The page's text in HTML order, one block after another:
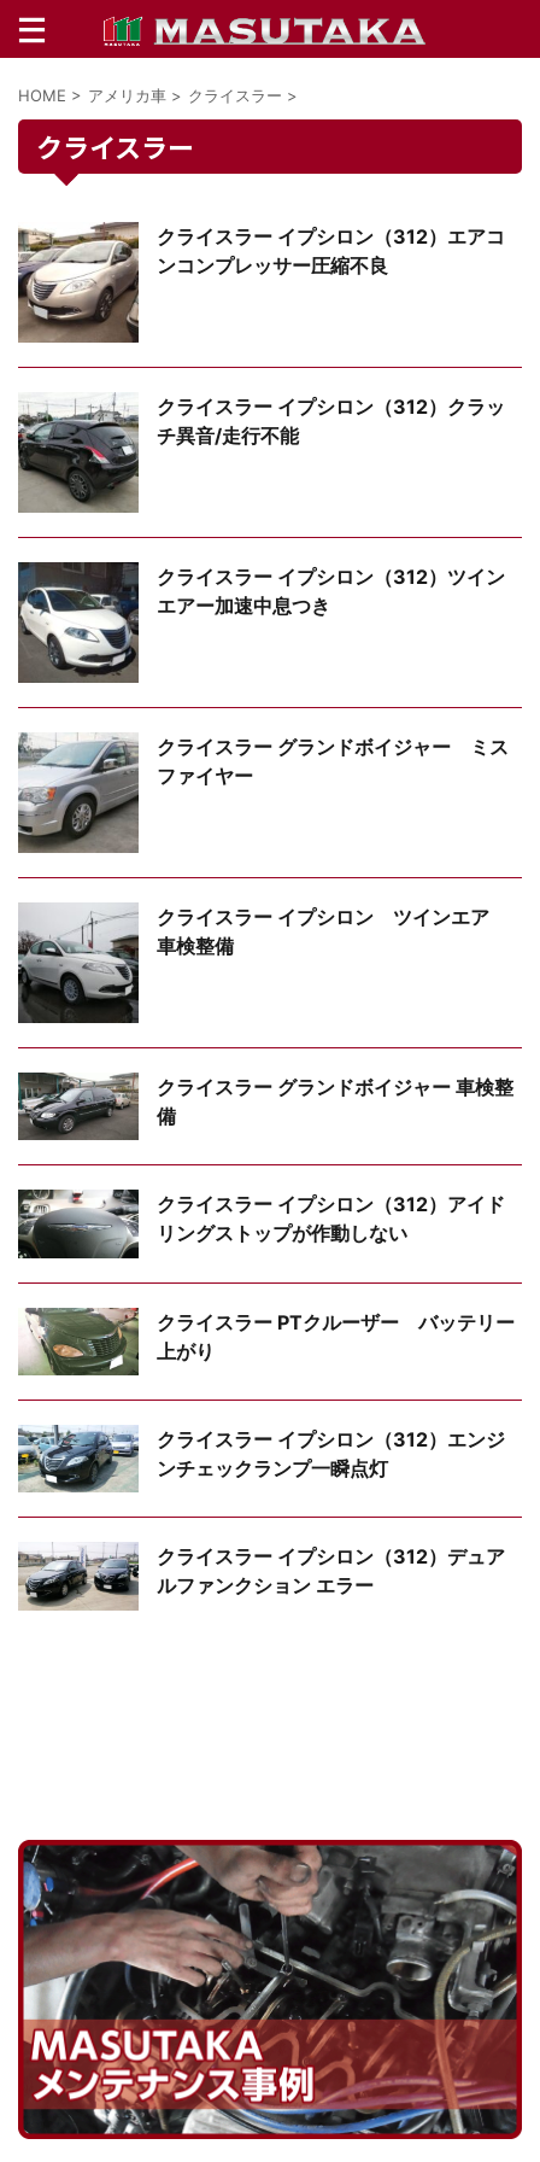
HOME > アメリカ車 > クライスラー >
クライスラー
クライスラー イプシロン（312）エアコ
ンコンプレッサー圧縮不良
クライスラー イプシロン（312）クラッ
チ異音/走行不能
クライスラー イプシロン（312）ツイン
エアー加速中息つき
クライスラー グランドボイジャー ミス
ファイヤー
クライスラー イプシロン ツインエア
車検整備
クライスラー グランドボイジャー 車検整
備
クライスラー イプシロン（312）アイド
リングストップが作動しない
クライスラー PTクルーザー バッテリー
上がり
クライスラー イプシロン（312）エンジ
ンチェックランプ一瞬点灯
クライスラー イプシロン（312）デュア
ルファンクション エラー